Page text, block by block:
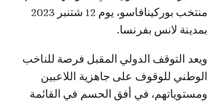
منتخب بوركينافاسو، يوم 12 شتنبر 2023
بمدينة لانس بفرنسا.
ويعد التوقف الدولي المقبل فرصة للناخب
الوطني للوقوف على جاهزية اللاعبين
ومستوياتهم، في أفق الحسم في القائمة